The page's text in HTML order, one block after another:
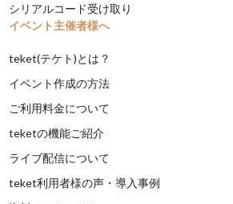
シリアルコード受け取り
イベント主催者様へ
teket(テケト)とは？
イベント作成の方法
ご利用料金について
teketの機能ご紹介
ライブ配信について
teket利用者様の声・導入事例